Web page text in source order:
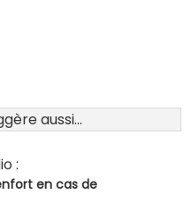
aussi...
:
en cas de